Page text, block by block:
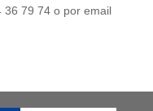
36 79 74 o por email